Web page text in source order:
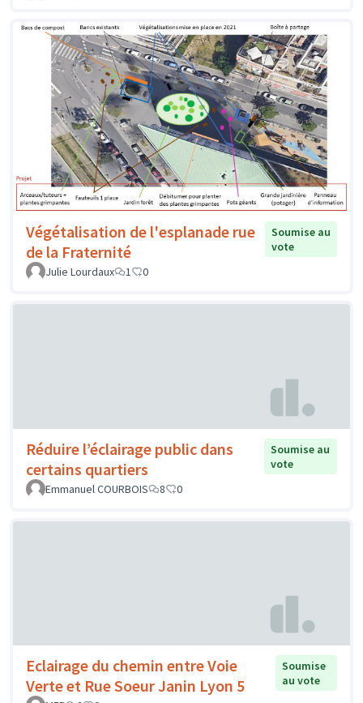
Végétalisation de l'esplanade rue
de la Fraternité
Soumise au
vote
Julie Lourdaux
1 0
Réduire l’éclairage public dans
certains quartiers
Soumise au
vote
Emmanuel COURBOIS
8 0
Eclairage du chemin entre Voie
Verte et Rue Soeur Janin Lyon 5
Soumise
au vote